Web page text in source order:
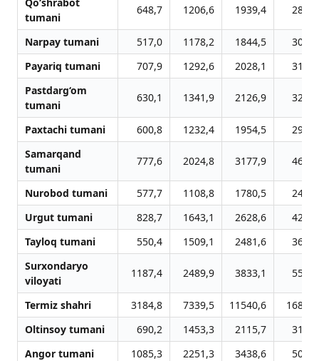
tumani
648,7 1206,6 1939,4
Narpay tumani 517,0 1178,2 1844,5
Payariq tumani
707,9 1292,6 2028,1
Pastdarg‘om
tumani
630,1 1341,9 2126,9
Paxtachi tumani 600,8 1232,4 1954,5
Samarqand
tumani
777,6 2024,8 3177,9
Nurobod tumani 577,7 1108,8 1780,5
Urgut tumani
828,7 1643,1 2628,6
Tayloq tumani
550,4 1509,1 2481,6
Surxondaryo
viloyati
1187,4 2489,9 3833,1
Termiz shahri 3184,8 7339,5 11540,6
Oltinsoy tumani
690,2 1453,3 2115,7
Angor tumani
1085,3 2251,3 3438,6